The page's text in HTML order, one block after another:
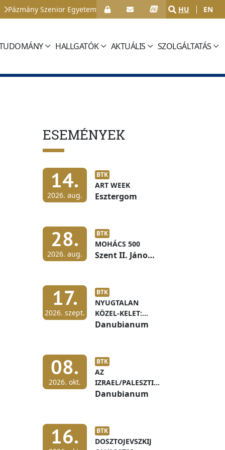
Pázmány Szenior Egyetem HU EN
HALLGATÓK AKTUÁLIS SZOLGÁLTATÁS
ESEMÉNYEK
14.
2026. aug.
BTK
ART WEEK
Esztergom
28.
2026. aug.
BTK
MOHÁCS 500
Szent II. János
17.
2026. szept.
BTK
NYUGTALAN
KÖZEL-KELET:
IZRAEL ÉS A
Danubianum
08.
2026. okt.
BTK
AZ
IZRAEL/PALESZTINA
KONFLIKTUS BÉKÉS
ELŐFELTÉTELEI
Danubianum
16. BTK
DOSZTOJEVSZKIJ